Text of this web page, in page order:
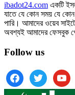
ibadot24.com একটি
যাতে যে কোন সময় যে কোন
পারি। আমাদের ওয়েব
অবশ্যই আমাদের ফেসবুক
Follow us
facebooktwitter youtube